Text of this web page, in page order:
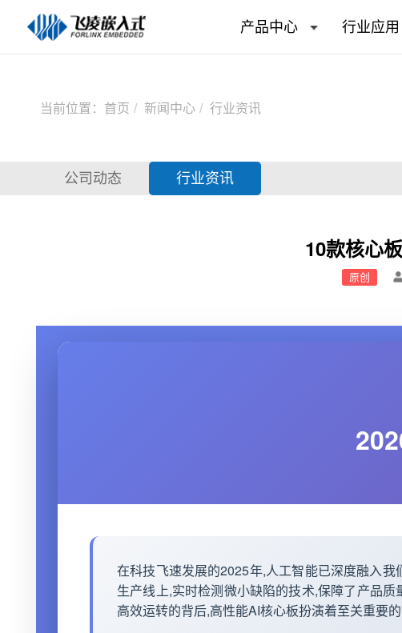
产品中心 行业应用
当前位置： 首页 新闻中心 行业资讯
公司动态 行业资讯
10款核心
原创
在科技飞速发展的2025年,人工智能已深度融入我
生产线上,实时检测微小缺陷的技术,保障了产品质
高效运转的背后,高性能AI核心板扮演着至关重要